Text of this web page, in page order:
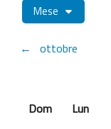
Mese
← ottobre
Domenica
Dom Lunedi
Lun